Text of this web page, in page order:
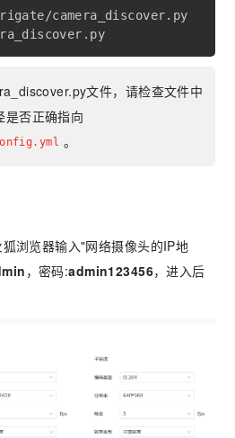
camera_discover.py
文件，请检查文件中
是否正确指向
。
浏览器输入"网络摄像头的IP地
，密码:admin123456，进入后